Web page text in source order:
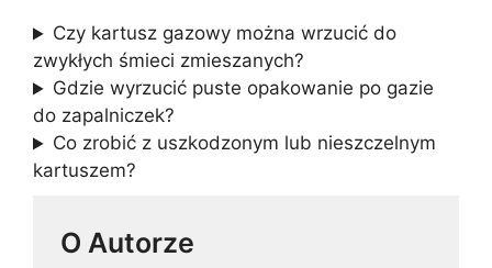
Czy kartusz gazowy można wrzucić do
zwykłych śmieci zmieszanych?
Gdzie wyrzucić puste opakowanie po gazie
do zapalniczek?
Co zrobić z uszkodzonym lub nieszczelnym
kartuszem?
O Autorze